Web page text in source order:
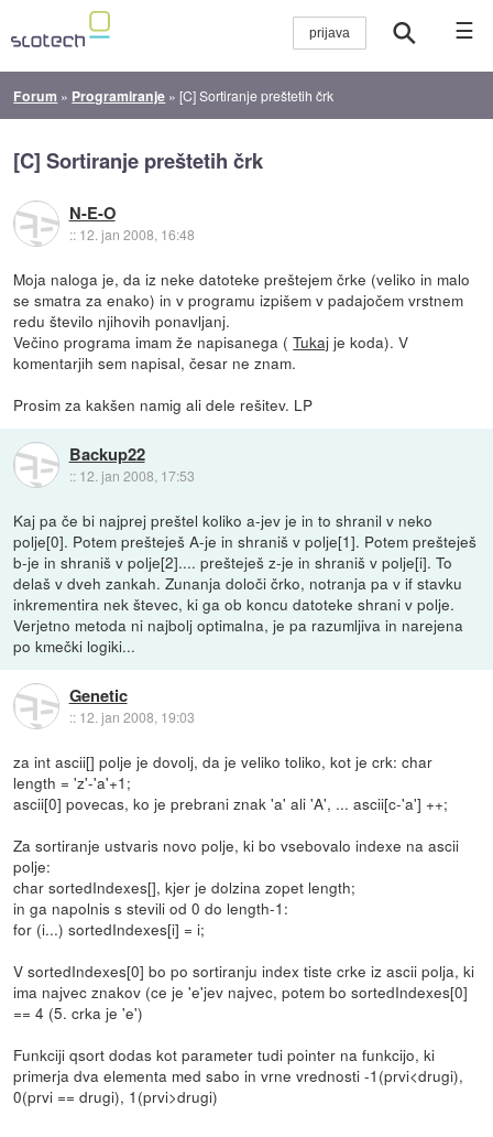
☰
Forum » Programiranje »[C] Sortiranje preštetih črk
[C] Sortiranje preštetih črk
N-E-O
:: 12. jan 2008, 16:48
Moja naloga je, da iz neke datoteke preštejem črke (veliko in malo
se smatra za enako) in v programu izpišem v padajočem vrstnem
redu število njihovih ponavljanj.
Večino programa imam že napisanega (Tukaj je koda). V
komentarjih sem napisal, česar ne znam.
Prosim za kakšen namig ali dele rešitev. LP
Backup22
:: 12. jan 2008, 17:53
Kaj pa če bi najprej preštel koliko a-jev je in to shranil v neko
polje[0]. Potem prešteješ A-je in shraniš v polje[1]. Potem prešteješ
b-je in shraniš v polje[2].... prešteješ z-je in shraniš v polje[i]. To
delaš v dveh zankah. Zunanja določi črko, notranja pa v if stavku
inkrementira nek števec, ki ga ob koncu datoteke shrani v polje.
Verjetno metoda ni najbolj optimalna, je pa razumljiva in narejena
po kmečki logiki...
Genetic
:: 12. jan 2008, 19:03
za int ascii[] polje je dovolj, da je veliko toliko, kot je crk: char
length = 'z'-'a'+1;
ascii[0] povecas, ko je prebrani znak 'a' ali 'A', ... ascii[c-'a'] ++;
Za sortiranje ustvaris novo polje, ki bo vsebovalo indexe na ascii
polje:
char sortedIndexes[], kjer je dolzina zopet length;
in ga napolnis s stevili od 0 do length-1:
for (i...) sortedIndexes[i] = i;
V sortedIndexes[0] bo po sortiranju index tiste crke iz ascii polja, ki
ima najvec znakov (ce je 'e'jev najvec, potem bo sortedIndexes[0]
== 4 (5. crka je 'e')
Funkciji qsort dodas kot parameter tudi pointer na funkcijo, ki
primerja dva elementa med sabo in vrne vrednosti -1(prvi<drugi),
0(prvi == drugi), 1(prvi>drugi)